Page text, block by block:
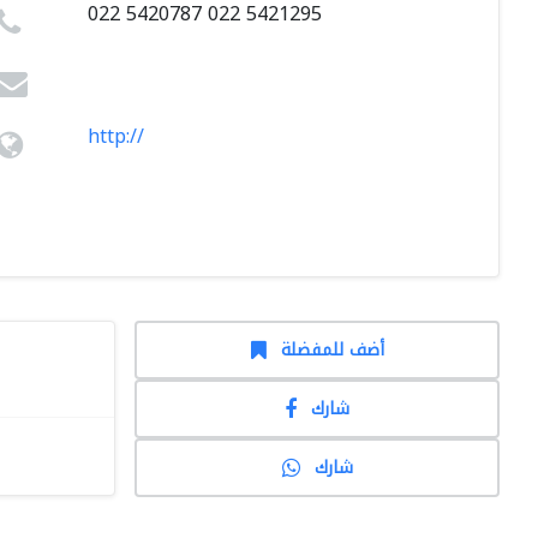
022 5420787 022 5421295
http://
أضف للمفضلة
شارك
شارك